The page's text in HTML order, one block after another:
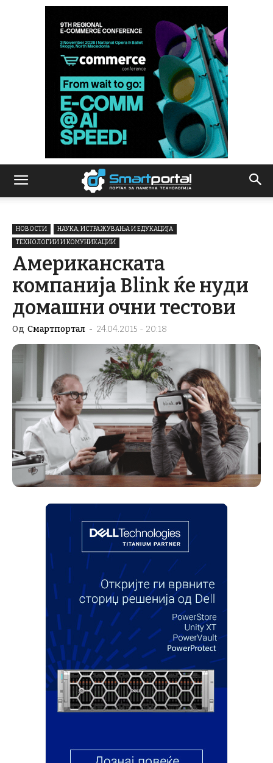
НОВОСТИ
НАУКА, ИСТРАЖУВАЊА И ЕДУКАЦИЈА
ТЕХНОЛОГИИ И КОМУНИКАЦИИ
Американската
компанија Blink ќе нуди
домашни очни тестови
Од Смартпортал - 24.04.2015 - 20:18